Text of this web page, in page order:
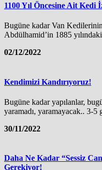
1100 Yıl Öncesine Ait
Bugüne kadar Van
Abdülhamid’in 1885
02/12/2022
Kendimizi Kandırıyoruz!
Bugüne kadar yapılanlar,
yaramadı, yaramayacak.. 3-5
30/11/2022
Daha Ne Kadar “Sessiz
Gerekiyor!